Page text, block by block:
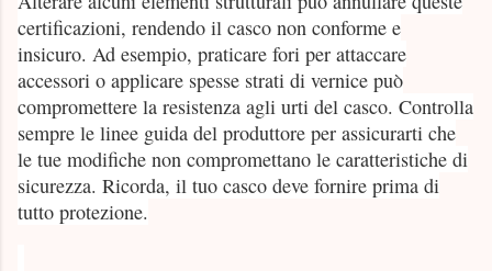
certificazioni, rendendo il casco non conforme e
insicuro. Ad esempio, praticare fori per attaccare
accessori o applicare spesse strati di vernice può
compromettere la resistenza agli urti del casco. Controlla
sempre le linee guida del produttore per assicurarti che
le tue modifiche non compromettano le caratteristiche di
sicurezza. Ricorda, il tuo casco deve fornire prima di
tutto protezione.